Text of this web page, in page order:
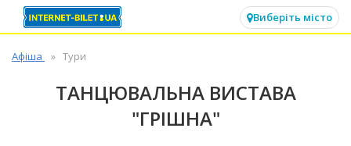
Виберіть місто
Афіша Тури
ТАНЦЮВАЛЬНА ВИСТАВА
"ГРІШНА"